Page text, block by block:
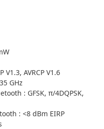
V1.3, AVRCP V1.6
GHz
: GFSK, π/4DQPSK,
: <8 dBm EIRP